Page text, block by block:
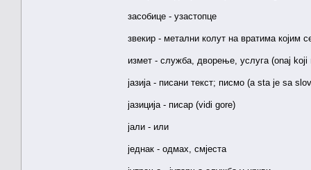
засобице - узастопце
звекир - метални колут на вратима којим
измет - служба, дворење, услуга (onaj
јазија - писани текст; писмо (a sta je sa
јазиција - писар (vidi gore)
јали - или
једнак - одмах, смјеста